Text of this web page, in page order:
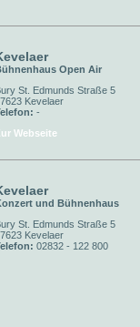
Open Air
St. Edmunds Straße 5
Kevelaer
-
Webseite
und Bühnenhaus
St. Edmunds Straße 5
Kevelaer
02832 - 122 800